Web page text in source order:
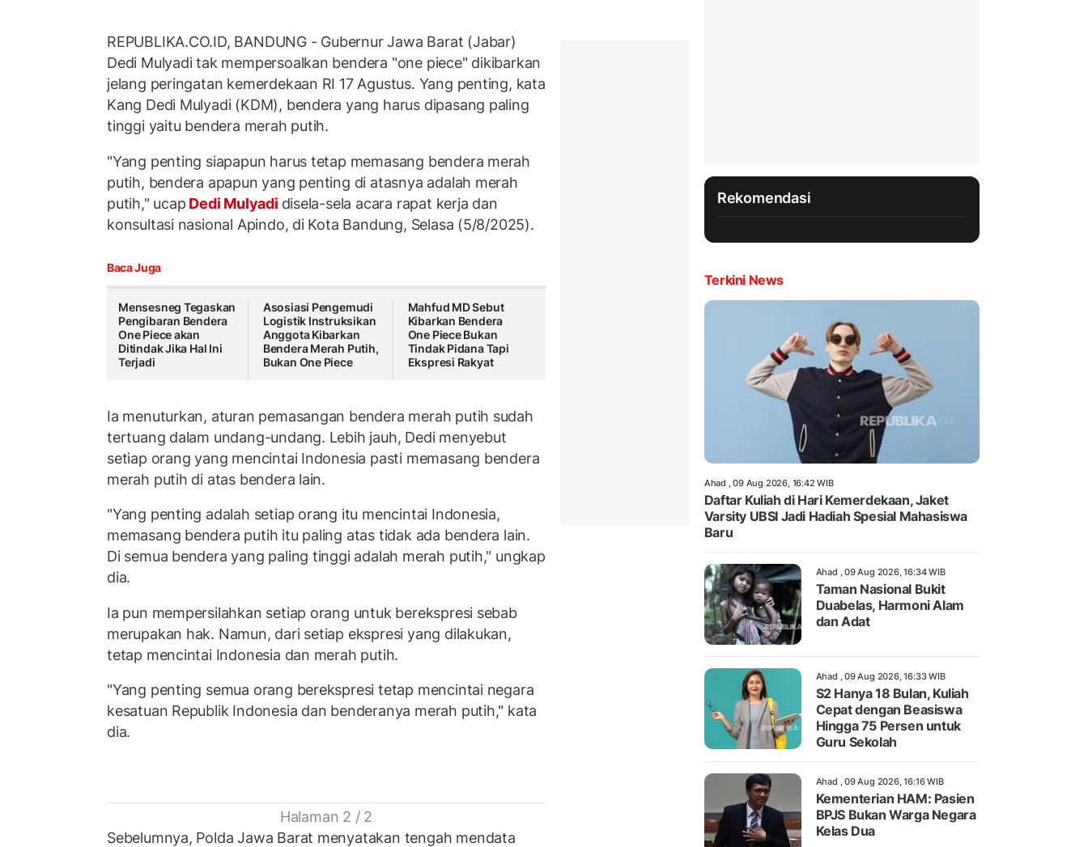
REPUBLIKA.CO.ID, BANDUNG - Gubernur Jawa Barat (Jabar)
Dedi Mulyadi tak mempersoalkan bendera "one piece" dikibarkan
jelang peringatan kemerdekaan RI 17 Agustus. Yang penting, kata
Kang Dedi Mulyadi (KDM), bendera yang harus dipasang paling
tinggi yaitu bendera merah putih.
"Yang penting siapapun harus tetap memasang bendera merah
putih, bendera apapun yang penting di atasnya adalah merah
putih," ucap Dedi Mulyadi disela-sela acara rapat kerja dan
konsultasi nasional Apindo, di Kota Bandung, Selasa (5/8/2025).
Baca Juga
Mensesneg Tegaskan
Pengibaran Bendera
One Piece akan
Ditindak Jika Hal Ini
Terjadi
Asosiasi Pengemudi
Logistik Instruksikan
Anggota Kibarkan
Bendera Merah Putih,
Bukan One Piece
Mahfud MD Sebut
Kibarkan Bendera
One Piece Bukan
Tindak Pidana Tapi
Ekspresi Rakyat
Ia menuturkan, aturan pemasangan bendera merah putih sudah
tertuang dalam undang-undang. Lebih jauh, Dedi menyebut
setiap orang yang mencintai Indonesia pasti memasang bendera
merah putih di atas bendera lain.
"Yang penting adalah setiap orang itu mencintai Indonesia,
memasang bendera putih itu paling atas tidak ada bendera lain.
Di semua bendera yang paling tinggi adalah merah putih," ungkap
dia.
Ia pun mempersilahkan setiap orang untuk berekspresi sebab
merupakan hak. Namun, dari setiap ekspresi yang dilakukan,
tetap mencintai Indonesia dan merah putih.
"Yang penting semua orang berekspresi tetap mencintai negara
kesatuan Republik Indonesia dan benderanya merah putih," kata
dia.
Halaman 2 / 2
Sebelumnya, Polda Jawa Barat menyatakan tengah mendata
Rekomendasi
Terkini News
Ahad , 09 Aug 2026, 16:42 WIB
Daftar Kuliah di Hari Kemerdekaan, Jaket
Varsity UBSI Jadi Hadiah Spesial Mahasiswa
Baru
Ahad , 09 Aug 2026, 16:34 WIB
Taman Nasional Bukit
Duabelas, Harmoni Alam
dan Adat
Ahad , 09 Aug 2026, 16:33 WIB
S2 Hanya 18 Bulan, Kuliah
Cepat dengan Beasiswa
Hingga 75 Persen untuk
Guru Sekolah
Ahad , 09 Aug 2026, 16:16 WIB
Kementerian HAM: Pasien
BPJS Bukan Warga Negara
Kelas Dua